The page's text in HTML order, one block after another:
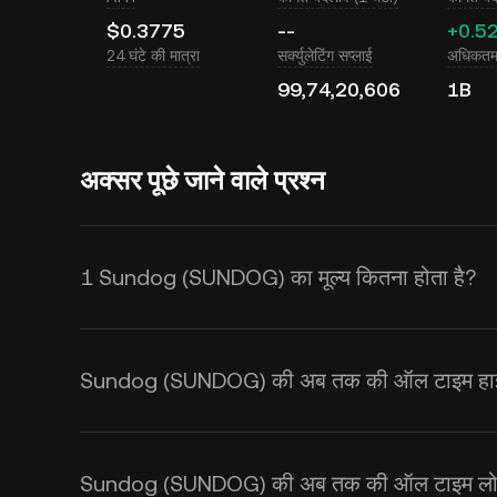
$0.3775 --
24 घंटे की मात्रा सर्क्युलेटिंग सप्लाई
99,74,20,606 1B
अक्सर पूछे जाने वाले प्रश्न
1 Sundog (SUNDOG) का मूल्य कितना होता है?
KuCoin Sundog (SUNDOG) के लिए
Sundog कीमत सप्लाई और डिमांड के साथ-
Sundog (SUNDOG) की अब तक की ऑल टाइम
Sundog (SUNDOG) की अब तक की ऑल टाइम लो